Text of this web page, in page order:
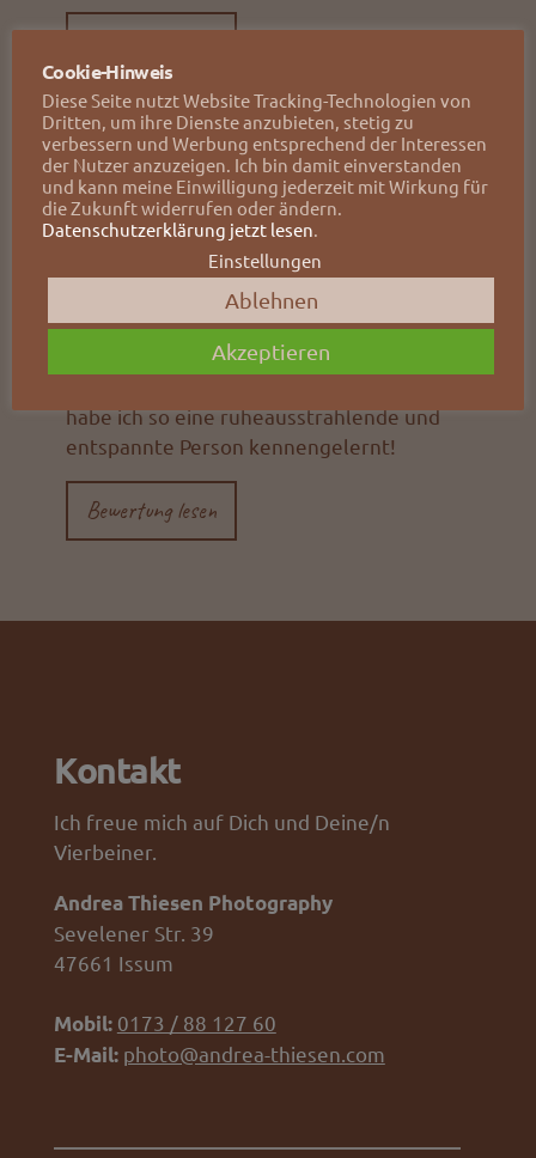
Karo & Mango
6. Juni 2020
Frau Thiesen als prof. Tierfotografin kann ich
vom Herzen wärmstens empfehlen. Mit ihr
waren wir schon an so manchen Locations
unterwegs und es ist der Wahnsinn, mit
welcher Ruhe und Geduld sie großartige
habe ich so eine ruheausstrahlende und
entspannte Person kennengelernt!
Bewertung lesen
Kontakt
Ich freue mich auf Dich und Deine/n
Vierbeiner.
Andrea Thiesen Photography
Sevelener Str. 39
47661 Issum
Mobil: 0173 / 88 127 60
E-Mail: photo@andrea-thiesen.com
Cookie-Hinweis
Diese Seite nutzt Website Tracking-Technologien von
Dritten, um ihre Dienste anzubieten, stetig zu
verbessern und Werbung entsprechend der Interessen
der Nutzer anzuzeigen. Ich bin damit einverstanden
und kann meine Einwilligung jederzeit mit Wirkung für
die Zukunft widerrufen oder ändern.
Datenschutzerklärung jetzt lesen.
Einstellungen
Ablehnen
Akzeptieren